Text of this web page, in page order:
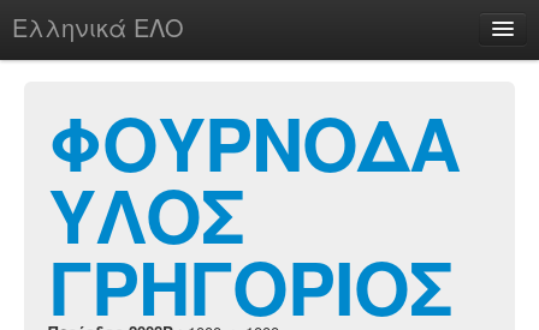
Ελληνικά ΕΛΟ
chesstu.be @ discord
ΦΟΥΡΝΟΔΑ
ΥΛΟΣ
ΓΡΗΓΟΡΙΟΣ